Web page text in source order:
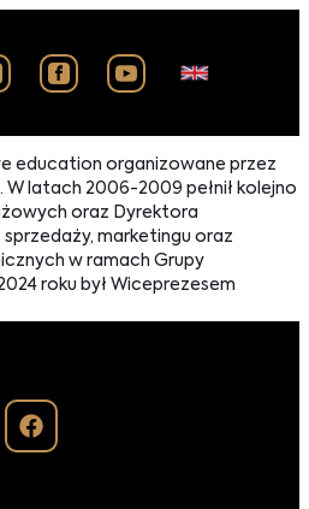
education organizowane przez
latach 2006-2009 pełnił kolejno
oraz Dyrektora
marketingu oraz
w ramach Grupy
roku był Wiceprezesem